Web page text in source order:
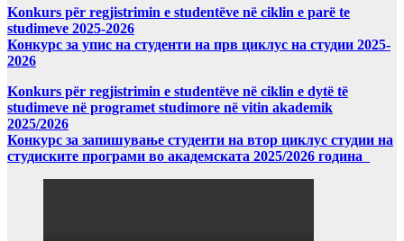
Konkurs për regjistrimin e studentëve në ciklin e parë te
studimeve 2025-2026
Конкурс за упис на студенти на прв циклус на студии 2025-
2026
Konkurs për regjistrimin e studentëve në ciklin e dytë të
studimeve në programet studimore në vitin akademik
2025/2026
Конкурс за запишување студенти на втор циклус студии на
студиските програми во академската 2025/2026 година